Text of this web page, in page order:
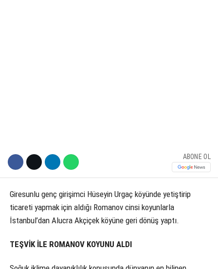
YoutubeABONE OL
Giresunlu genç girişimci Hüseyin Urgaç köyünde yetiştirip
ticareti yapmak için aldığı Romanov cinsi koyunlarla
İstanbul’dan Alucra Akçiçek köyüne geri dönüş yaptı.
TEŞVİK İLE ROMANOV KOYUNU ALDI